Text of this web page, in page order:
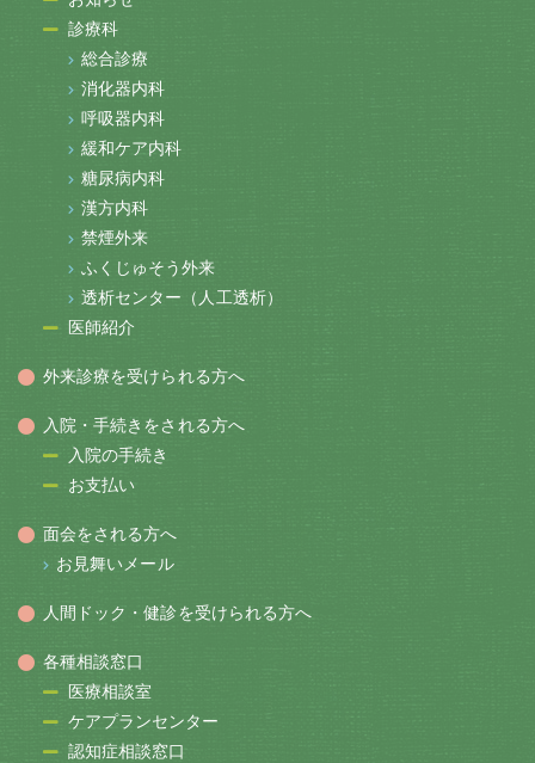
診療科
総合診療
消化器内科
呼吸器内科
緩和ケア内科
糖尿病内科
漢方内科
禁煙外来
ふくじゅそう外来
透析センター（人工透析）
医師紹介
外来診療を受けられる方へ
入院・手続きをされる方へ
入院の手続き
お支払い
面会をされる方へ
お見舞いメール
人間ドック・健診を受けられる方へ
各種相談窓口
医療相談室
ケアプランセンター
認知症相談窓口